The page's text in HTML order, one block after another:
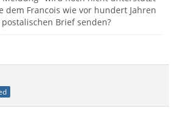
dem Francois wie vor hundert Jahren
Brief senden?